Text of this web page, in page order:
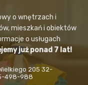
o wnętrzach i
mieszkań i obiektów
o usługach
już ponad 7 lat!
205 32-
498-988